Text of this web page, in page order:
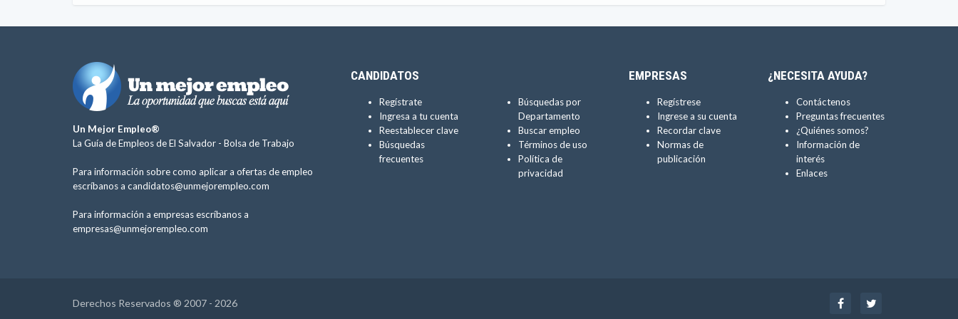
Un Mejor Empleo®
La Guía de Empleos de El Salvador - Bolsa de Trabajo
Para información sobre como aplicar a ofertas de empleo
escríbanos a candidatos@unmejorempleo.com
Para información a empresas escríbanos a
empresas@unmejorempleo.com
CANDIDATOS
Regístrate
Ingresa a tu cuenta
Reestablecer clave
Búsquedas
frecuentes
Búsquedas por
Departamento
Buscar empleo
Términos de uso
Política de
privacidad
EMPRESAS
Regístrese
Ingrese a su cuenta
Recordar clave
Normas de
publicación
¿NECESITA AYUDA?
Contáctenos
Preguntas frecuentes
¿Quiénes somos?
Información de
interés
Enlaces
Derechos Reservados ® 2007 - 2026 FacebookTwitter